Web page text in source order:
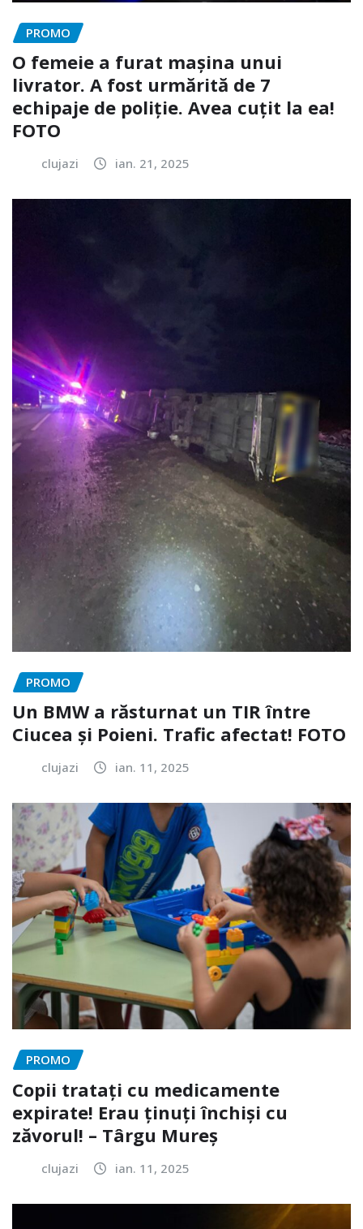
PROMO
O femeie a furat mașina unui
livrator. A fost urmărită de 7
echipaje de poliție. Avea cuțit la ea!
FOTO
clujazi ian. 21, 2025
PROMO
Un BMW a răsturnat un TIR între
Ciucea și Poieni. Trafic afectat! FOTO
clujazi ian. 11, 2025
PROMO
Copii tratați cu medicamente
expirate! Erau ținuți închiși cu
zăvorul! – Târgu Mureș
clujazi ian. 11, 2025